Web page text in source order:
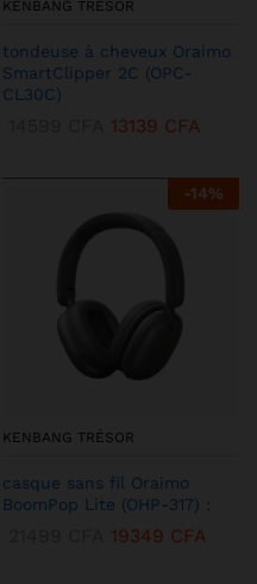
KENBANG TRÉSOR
tondeuse à cheveux Oraimo
SmartClipper 2C (OPC-
CL30C)
13139 CFA
-14%
KENBANG TRÉSOR
casque sans fil Oraimo
BoomPop Lite (OHP-317) :
19349 CFA